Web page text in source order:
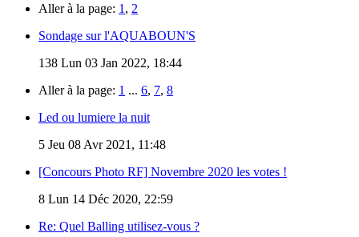
Aller à la page: 1 , 2
Sondage sur l'AQUABOUN'S
138 Lun 03 Jan 2022, 18:44
Aller à la page: 1 ... 6, 7, 8
Led ou lumiere la nuit
5 Jeu 08 Avr 2021, 11:48
[Concours Photo RF] Novembre 2020 les votes !
8 Lun 14 Déc 2020, 22:59
Re: Quel Balling utilisez-vous ?